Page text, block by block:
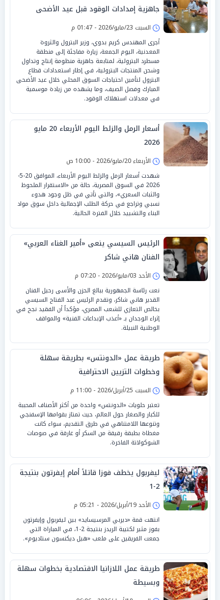
جاهزية إمدادات الوقود قبل عيد الأضحى
السبت 23/مايو/2026 - 01:47 م
أجرى المهندس كريم بدوي، وزير البترول والثروة
المعدنية، اليوم الجمعة، زيارة مفاجئة إلى منطقة
مسطرد البترولية، لمتابعة جاهزية منظومة إنتاج وتداول
وشحن المنتجات البترولية، في إطار استعدادات قطاع
البترول لتأمين احتياجات السوق المحلي خلال عيد الأضحى
المبارك وفصل الصيف، وما يشهده من زيادة موسمية
في معدلات استهلاك الوقود.
أسعار الرمل والزلط اليوم الأربعاء 20 مايو
2026
الأربعاء 20/مايو/2026 - 10:00 ص
شهدت أسعار الرمل والزلط اليوم الأربعاء، الموافق 20-5-
2026 في السوق المصرية، حالة من «الاستقرار الملحوظ
والثبات السعري»، والتي تأتي في ظل وجود هدوء
نسبي وتراجع في حركة الطلب الإجمالية داخل سوق مواد
البناء والتشييد خلال الفترة الحالية.
الرئيس السيسي ينعى «أمير الغناء العربي»
الفنان هاني شاكر
الأحد 03/مايو/2026 - 07:20 م
نعت رئاسة الجمهورية ببالغ الحزن والأسى رحيل الفنان
القدير هاني شاكر، وتقدم الرئيس عبد الفتاح السيسي
بخالص التعازي للشعب المصري، مؤكداً أن الفقيد نجح في
إثراء الوجدان بـ «أعذب الإبداعات الفنية» والمواقف
الوطنية النبيلة.
طريقة عمل «الدونتس» بطريقة سهلة
وخطوات التزيين الاحترافية
السبت 25/أبريل/2026 - 11:00 م
تعتبر حلويات «الدونتس» واحدة من أكثر الأصناف المحببة
للكبار والصغار حول العالم، حيث تمتاز بقوامها الإسفنجي
وتنوعها اللامتناهي في طرق التقديم، سواء كانت
مغطاة بطبقة رقيقة من السكر أو غارقة في صوصات
الشوكولاتة الفاخرة.
ليفربول يخطف فوزا قاتلاً أمام إيفرتون بنتيجة
2-1
الأحد 19/أبريل/2026 - 05:21 م
انتهت قمة «ديربي المرسيسايد» بين ليفربول وإيفرتون
بفوز مثير لكتيبة الريدز بنتيجة 2-1، في المباراة التي
جمعت الفريقين على ملعب «هيل ديكنسون ستاديوم».
طريقة عمل اللازانيا الاقتصادية بخطوات سهلة
وبسيطة